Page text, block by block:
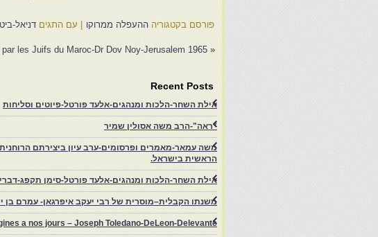
פורסם בקטגוריה ההעפלה ממרוקו עם התגים דניאל-
«
les Juifs du Maroc-Dr Dov Noy-Jerusalem 1965
Recent Posts
אילת השחר-הלכות ומנהגים-אלעד פורטל-פיוטים וסליחות
"ראה"-הרב משה אסולין שמיר
משה עמאר-מאמרים ופרסומים-ערב עיון ביצירתם
הראשית בישראל.
אילת השחר-הלכות ומנהגים-אלעד פורטל-סימן תקפג-
משנתו הקבלית–מוסרית של רבי יעקב איפרגאן- עמרם בן
a nos jours – Joseph Toledano-DeLeon-Delevante.